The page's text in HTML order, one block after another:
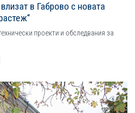
в Габрово с новата
проекти и обследвания за